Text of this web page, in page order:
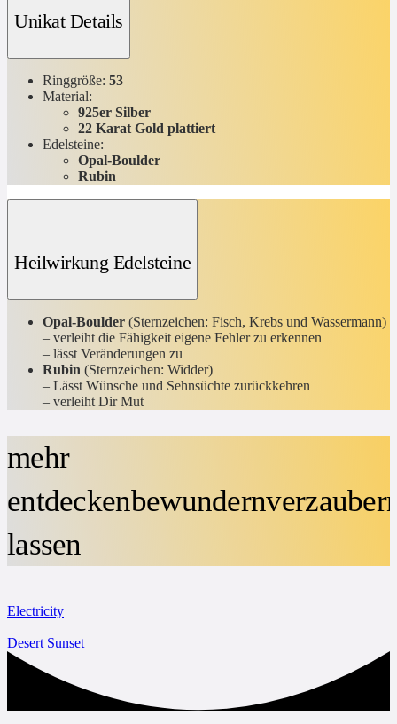
Unikat Details
Ringgröße: 53
Material:
925er Silber
22 Karat Gold plattiert
Edelsteine:
Opal-Boulder
Rubin
Heilwirkung Edelsteine
Opal-Boulder (Sternzeichen: Fisch, Krebs und Wassermann)
– verleiht die Fähigkeit eigene Fehler zu erkennen
– lässt Veränderungen zu
Rubin (Sternzeichen: Widder)
– Lässt Wünsche und Sehnsüchte zurückkehren
– verleiht Dir Mut
mehr
entdeckenbewundern
lassen
Electricity
Desert Sunset